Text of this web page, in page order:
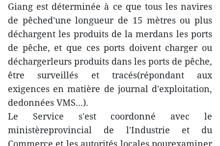
Giang est déterminée à ce que tous les navires
de pêched'une longueur de 15 mètres ou plus
déchargent les produits de la merdans les ports
de pêche, et que ces ports doivent charger ou
déchargerleurs produits dans les ports de pêche,
être surveillés et tracés(répondant aux
exigences en matière de journal d'exploitation,
dedonnées VMS...).
Le Service s'est coordonné avec le
ministèreprovincial de l'Industrie et du
Commerce et les autorités locales pourexaminer